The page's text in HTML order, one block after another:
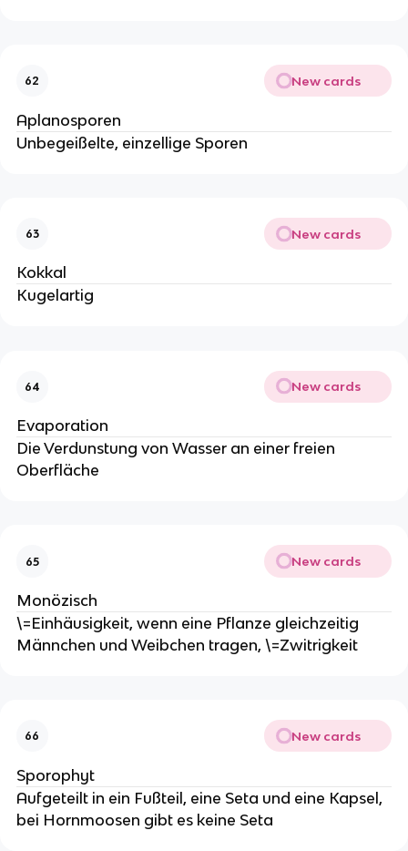
62 New cards
Aplanosporen
Unbegeißelte, einzellige Sporen
63 New cards
Kokkal
Kugelartig
64 New cards
Evaporation
Die Verdunstung von Wasser an einer freien
Oberfläche
65 New cards
Monözisch
\=Einhäusigkeit, wenn eine Pflanze gleichzeitig
Männchen und Weibchen tragen, \=Zwitrigkeit
66 New cards
Sporophyt
Aufgeteilt in ein Fußteil, eine Seta und eine Kapsel,
bei Hornmoosen gibt es keine Seta